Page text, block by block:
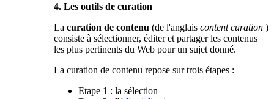
4. Les outils de curation
La curation de contenu (de l'anglais content curation )
consiste à sélectionner, éditer et partager les contenus
les plus pertinents du Web pour un sujet donné.
La curation de contenu repose sur trois étapes :
Etape 1 : la sélection